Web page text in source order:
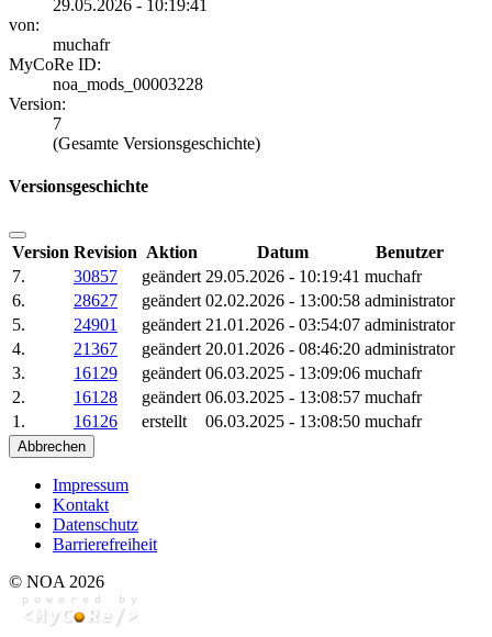
29.05.2026 - 10:19:41
von:
muchafr
MyCoRe ID:
noa_mods_00003228
Version:
7
(Gesamte Versionsgeschichte)
Versionsgeschichte
Version Revision Aktion Datum
Benutzer
7.
30857 geändert 29.05.2026 - 10:19:41 muchafr
6.
28627 geändert 02.02.2026 - 13:00:58 administrator
5.
24901 geändert 21.01.2026 - 03:54:07 administrator
4.
21367 geändert 20.01.2026 - 08:46:20 administrator
3.
16129 geändert 06.03.2025 - 13:09:06 muchafr
2.
16128 geändert 06.03.2025 - 13:08:57 muchafr
1.
16126 erstellt 06.03.2025 - 13:08:50 muchafr
Abbrechen
Impressum
Kontakt
Datenschutz
Barrierefreiheit
© NOA 2026